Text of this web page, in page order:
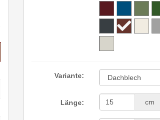
Variante:
Länge: cm